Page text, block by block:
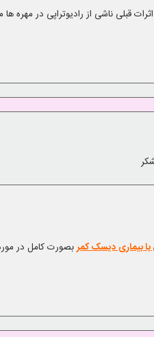
قبلی ناشی از رادیوتراپی در مهره
با بیماری دیسک کمربصورت کامل در